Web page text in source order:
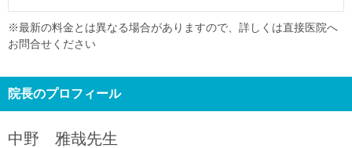
※最新の料金とは異なる場合がありますので、詳しくは直接医院へ
お問合せください
院長のプロフィール
中野 雅哉先生